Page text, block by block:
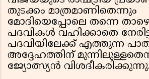
തുടക്കം മാത്രമാണിതെന്നും
മോദിയെപ്പോലെ തന്നെ
പദവികൾ വഹിക്കാതെ
പദവിയിലേക്ക് എത്തുന്ന
അദ്ദേഹത്തിന്
ജ്യോത്സ്യൻ വിശദീകരിക്കുന്നു.